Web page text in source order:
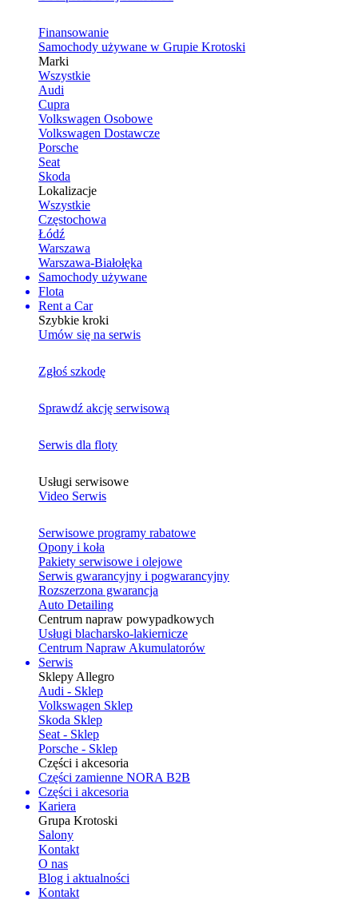
Finansowanie
Samochody używane w Grupie Krotoski
Marki
Wszystkie
Audi
Cupra
Volkswagen Osobowe
Volkswagen Dostawcze
Porsche
Seat
Skoda
Lokalizacje
Wszystkie
Częstochowa
Łódź
Warszawa
Warszawa-Białołęka
Samochody używane
Flota
Rent a Car
Szybkie kroki
Umów się na serwis
Zgłoś szkodę
Sprawdź akcję serwisową
Serwis dla floty
Usługi serwisowe
Video Serwis
Serwisowe programy rabatowe
Opony i koła
Pakiety serwisowe i olejowe
Serwis gwarancyjny i pogwarancyjny
Rozszerzona gwarancja
Auto Detailing
Centrum napraw powypadkowych
Usługi blacharsko-lakiernicze
Centrum Napraw Akumulatorów
Serwis
Sklepy Allegro
Audi - Sklep
Volkswagen Sklep
Skoda Sklep
Seat - Sklep
Porsche - Sklep
Części i akcesoria
Części zamienne NORA B2B
Części i akcesoria
Kariera
Grupa Krotoski
Salony
Kontakt
O nas
Blog i aktualności
Kontakt